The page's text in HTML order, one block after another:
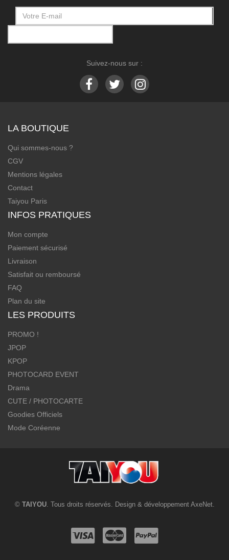
Suivez-nous sur :
LA BOUTIQUE
Qui sommes-nous ?
CGV
Mentions légales
Contact
Taiyou Paris
INFOS PRATIQUES
Mon compte
Paiement sécurisé
Livraison
Satisfait ou remboursé
FAQ
Plan du site
LES PRODUITS
PROMO !
JPOP
KPOP
PHOTOCARD EVENT
Drama
CUTE / PHOTOCARTE
Goodies Officiels
Mode Coréenne
© TAIYOU. Tous droits réservés. Design & développement AxeNet.